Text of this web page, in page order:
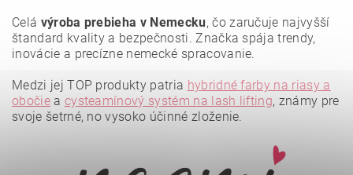
Celá výroba prebieha v Nemecku, čo zaručuje najvyšší
štandard kvality a bezpečnosti. Značka spája trendy,
inovácie a precízne nemecké spracovanie.
Medzi jej TOP produkty patria hybridné farby na riasy a
obočiea cysteamínový systém na lash lifting, známy pre
svoje šetrné, no vysoko účinné zloženie.